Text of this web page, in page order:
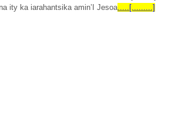
ity ka iarahantsika amin’I Jesoa.....[.........]